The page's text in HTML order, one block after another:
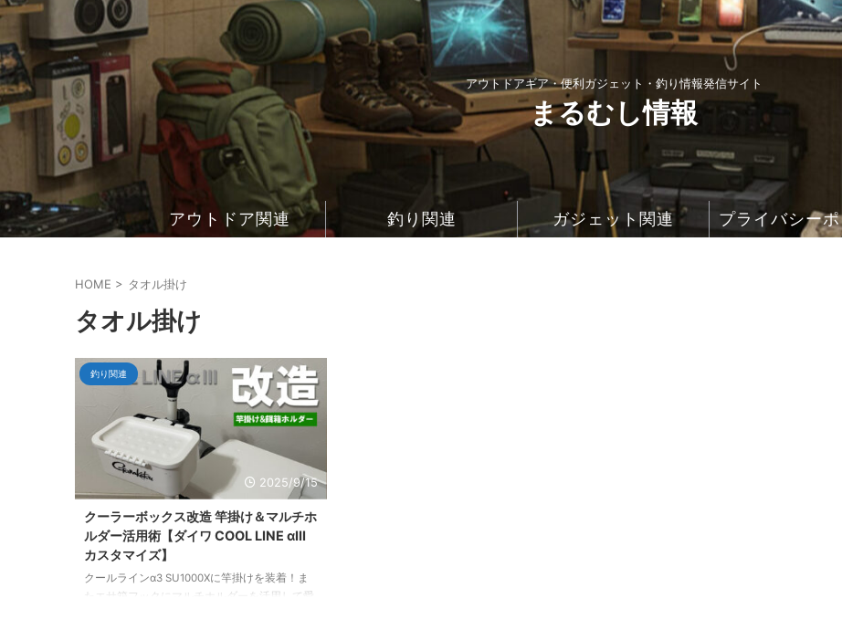
アウトドアギア・便利ガジェット・釣り情報発信サイト
まるむし情報
アウトドア関連 釣り関連 ガジェット関連 プライバシー
HOME > タオル掛け
タオル掛け
釣り関連
2025/9/15
クーラーボックス改造 竿掛け＆マルチホ
ルダー活用術【ダイワ COOL LINE αIII
カスタマイズ】
クールラインα3 SU1000Xに竿掛けを装着！ま
たエサ箱フックにマルチホルダーを活用して愛